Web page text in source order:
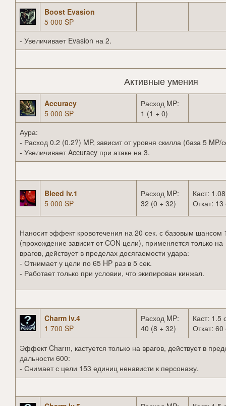
Boost Evasion
5 000 SP
- Увеличивает Evasion на 2.
Активные умения
Accuracy
5 000 SP
Расход MP:
1 (1 + 0)
Аура:
- Расход 0.2 (0.2?) MP, зависит от уровня скилла (база 5 MP/
- Увеличивает Accuracy при атаке на 3.
Bleed lv.1
5 000 SP
Расход MP:
32 (0 + 32)
Каст:
Откат: 13
Наносит эффект кровотечения на 20 сек. с базовым шансом
(прохождение зависит от CON цели), применяется только на
врагов, действует в пределах досягаемости удара:
- Отнимает у цели по 65 HP раз в 5 сек.
- Работает только при условии, что экипирован кинжал.
Charm lv.4
1 700 SP
Расход MP:
40 (8 + 32)
Каст: 1.5
Откат: 60
Эффект Charm, кастуется только на врагов, действует в
дальности 600:
- Снимает с цели 153 единиц ненависти к персонажу.